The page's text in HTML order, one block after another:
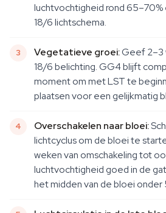
luchtvochtigheid rond 65–70%
18/6 lichtschema.
Vegetatieve groei:Geef 2–3
18/6 belichting. GG4 blijft
moment om met LST te
plaatsen voor een gelijkmatig
Overschakelen naar bloei:
lichtcyclus om de bloei te
weken van omschakeling tot
luchtvochtigheid goed in de
het midden van de bloei onder